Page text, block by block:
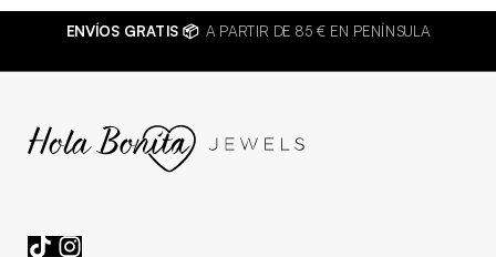
GRATIS 📦A PARTIR DE 85 € EN PENÍNSULA BISUTERÍA DE